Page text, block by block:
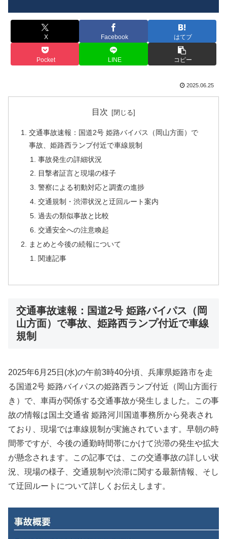
X Facebook はてブ
Pocket LINE コピー
2025.06.25
目次
交通事故速報：国道2号 姫路バイパス（岡山方面）で
事故、姫路西ランプ付近で車線規制
事故発生の詳細状況
目撃者証言と現場の様子
警察による初動対応と調査の進捗
交通規制・渋滞状況と迂回ルート案内
過去の類似事故と比較
交通安全への注意喚起
まとめと今後の続報について
関連記事
交通事故速報：国道2号 姫路バイパス（岡
山方面）で事故、姫路西ランプ付近で車線
規制
2025年6月25日(水)の午前3時40分頃、兵庫県姫路市を走
る国道2号 姫路バイパスの姫路西ランプ付近（岡山方面行
き）で、車両が関係する交通事故が発生しました。この事
故の情報は国土交通省 姫路河川国道事務所から発表され
ており、現場では車線規制が実施されています。早朝の時
間帯ですが、今後の通勤時間帯にかけて渋滞の発生や拡大
が懸念されます。この記事では、この交通事故の詳しい状
況、現場の様子、交通規制や渋滞に関する最新情報、そし
て迂回ルートについて詳しくお伝えします。